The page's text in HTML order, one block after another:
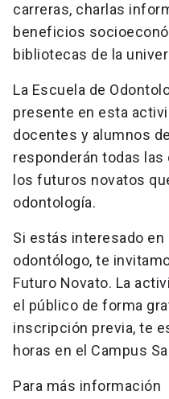
carreras, charlas
beneficios
bibliotecas de la
La Escuela de
presente en esta
docentes y alumnos
responderán todas
los futuros novatos
odontología.
Si estás interesado
odontólogo, te
Futuro Novato. La
el público de forma
inscripción previa, te
horas en el Campus
Para más información